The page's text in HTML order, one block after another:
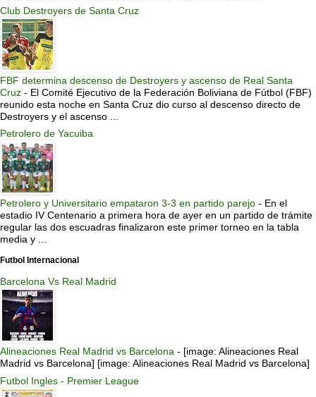
Club Destroyers de Santa Cruz
FBF determina descenso de Destroyers y ascenso de Real Santa
Cruz - El Comité Ejecutivo de la Federación Boliviana de Fútbol (FBF)
reunido esta noche en Santa Cruz dio curso al descenso directo de
Destroyers y el ascenso ...
Petrolero de Yacuiba
Petrolero y Universitario empataron 3-3 en partido parejo - En el
estadio IV Centenario a primera hora de ayer en un partido de trámite
regular las dos escuadras finalizaron este primer torneo en la tabla
media y ...
Futbol Internacional
Barcelona Vs Real Madrid
Alineaciones Real Madrid vs Barcelona - [image: Alineaciones Real
Madrid vs Barcelona] [image: Alineaciones Real Madrid vs Barcelona]
Futbol Ingles - Premier League